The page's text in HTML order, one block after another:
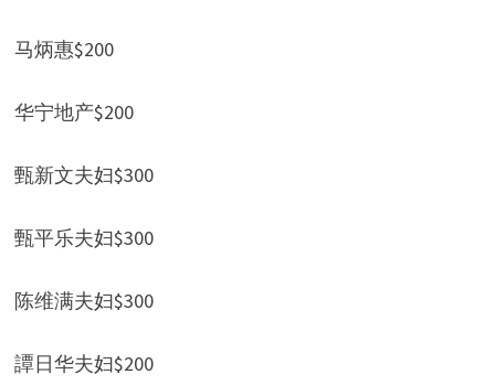
马炳惠$200
华宁地产$200
甄新文夫妇$300
甄平乐夫妇$300
陈维满夫妇$300
譚日华夫妇$200